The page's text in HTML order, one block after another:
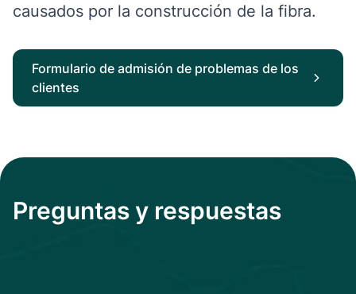
causados por la construcción de la fibra.
Formulario de admisión de problemas de los
clientes
Preguntas y respuestas